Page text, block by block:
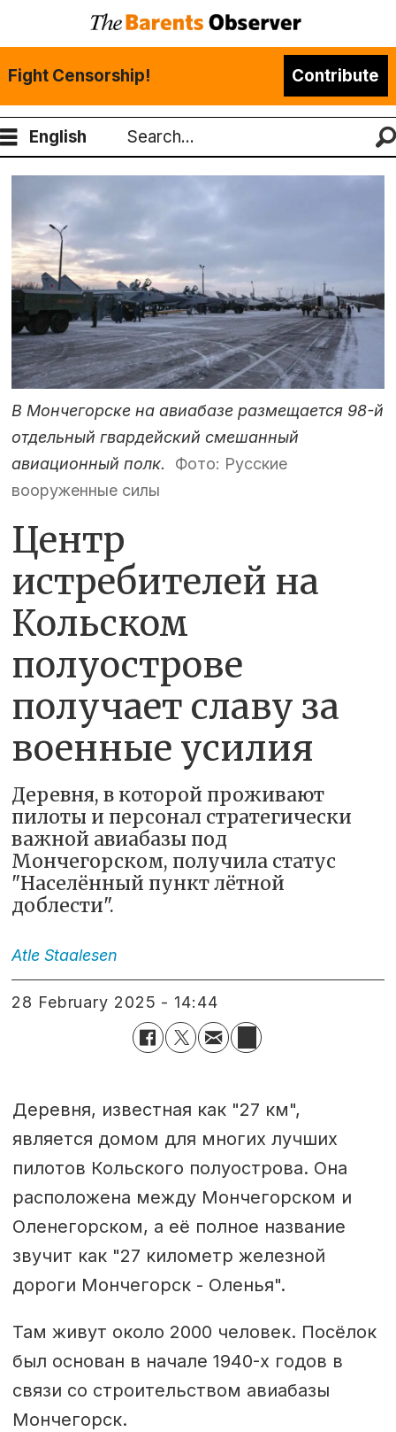
Fight Censorship! Contribute
English
Search
В Мончегорске на авиабазе размещается 98-й
отдельный гвардейский смешанный
авиационный полк.
Фото: Русские
вооруженные силы
Центр
истребителей на
Кольском
полуострове
получает славу за
военные усилия
Деревня, в которой проживают
пилоты и персонал стратегически
важной авиабазы под
Мончегорском, получила статус
"Населённый пункт лётной
доблести".
Atle Staalesen
28 February 2025 - 14:44
Деревня, известная как "27 км",
является домом для многих лучших
пилотов Кольского полуострова. Она
расположена между Мончегорском и
Оленегорском, а её полное название
звучит как "27 километр железной
дороги Мончегорск - Оленья".
Там живут около 2000 человек. Посёлок
был основан в начале 1940-х годов в
связи со строительством авиабазы
Мончегорск.